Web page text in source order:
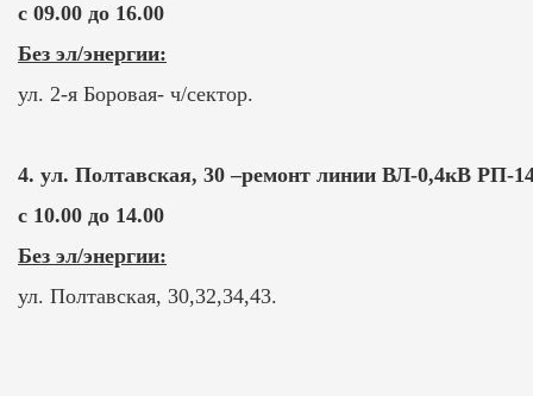
с 09.00 до 16.00
Без эл/энергии:
ул. 2-я Боровая- ч/сектор.
4. ул. Полтавская, 30 –ремонт линии ВЛ-0,4кВ РП-
с 10.00 до 14.00
Без эл/энергии:
ул. Полтавская, 30,32,34,43.